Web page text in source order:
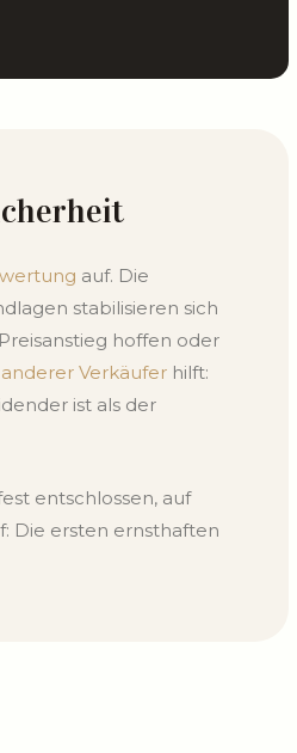
auf. Die
stabilisieren sich
hoffen oder
Verkäuferhilft:
ist als der
entschlossen, auf
Die ersten ernsthaften